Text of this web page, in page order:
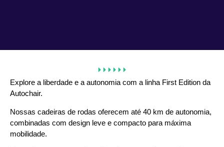
Explore a liberdade e a autonomia com a linha First Edition da
Autochair.
Nossas cadeiras de rodas oferecem até 40 km de autonomia,
combinadas com design leve e compacto para máxima
mobilidade.